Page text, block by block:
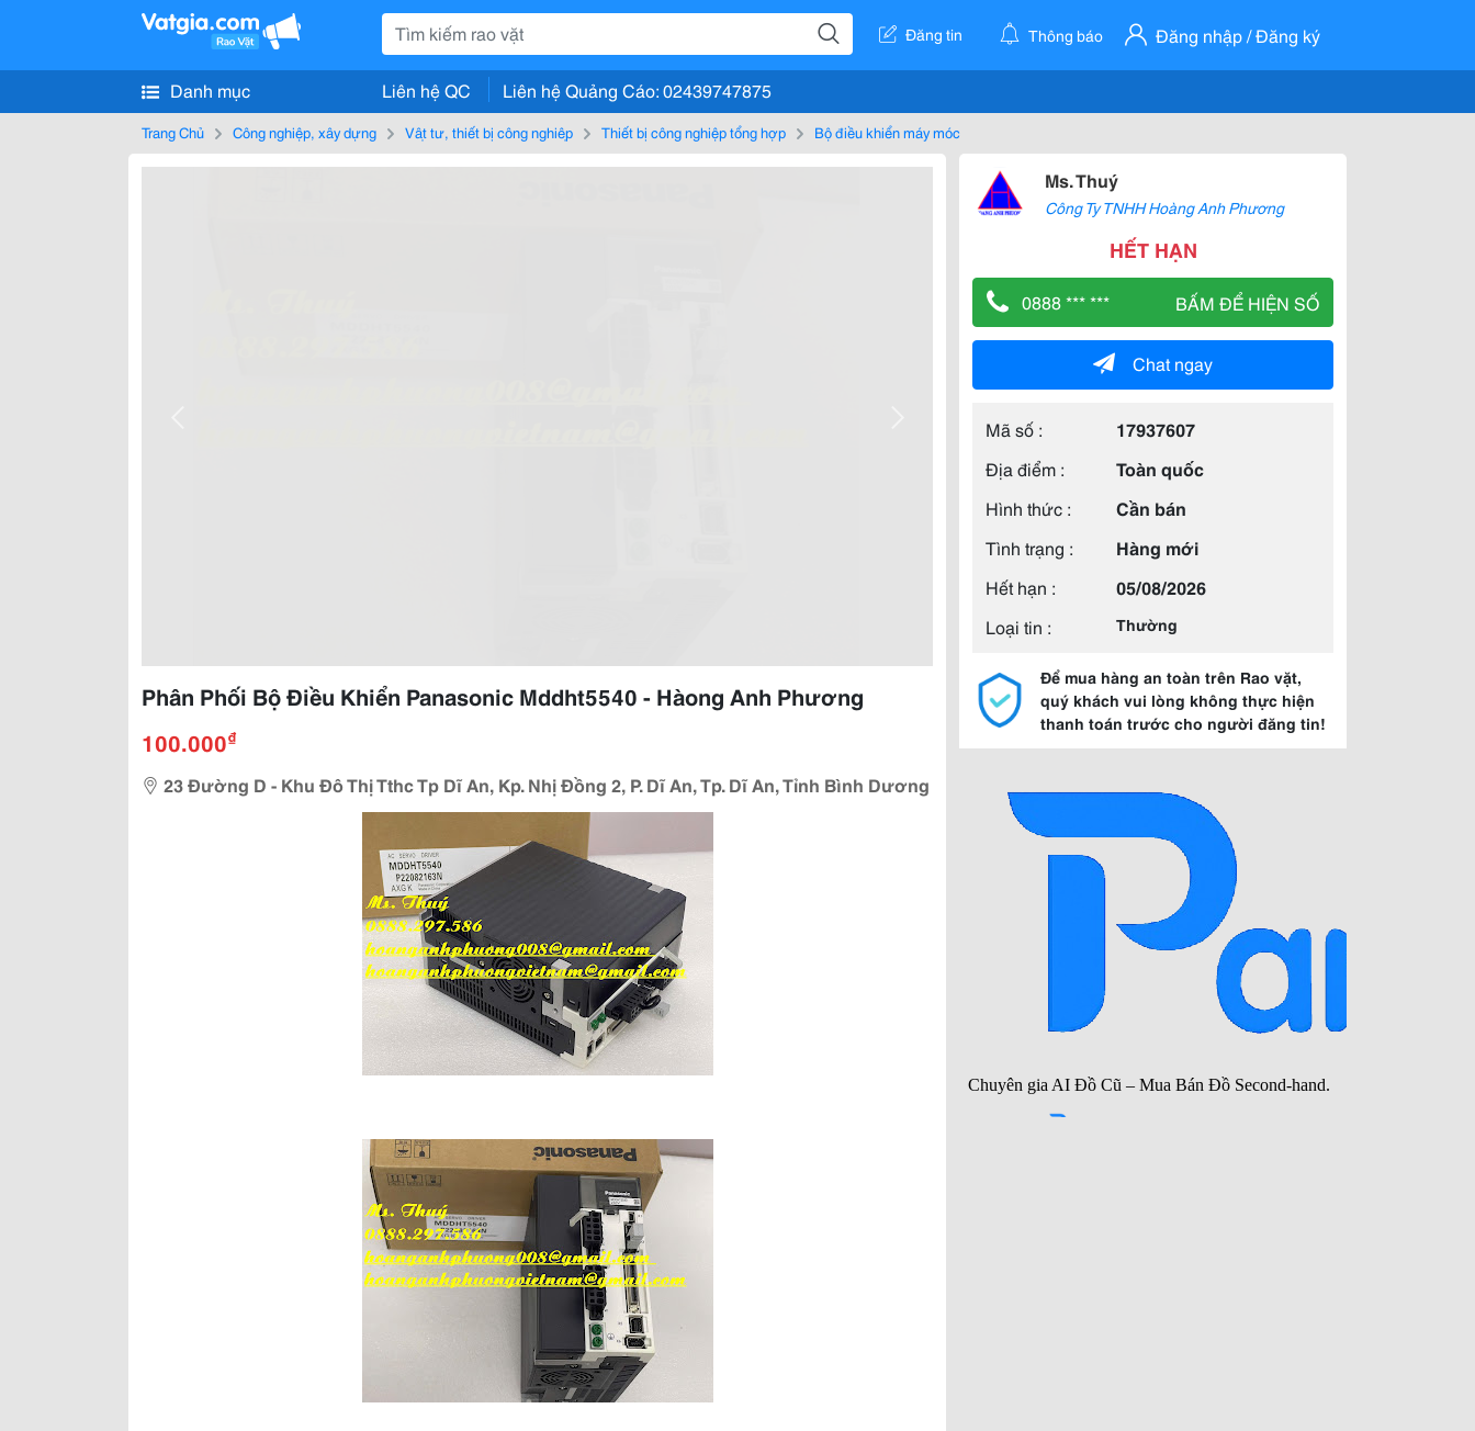
Đăng tin Thông báo Đăng nhập / Đăng ký
Danh mục Liên hệ QC Liên hệ Quảng Cáo: 02439747875
Trang Chủ Công nghiệp, xây dựng Vật tư, thiết bị công nghiệp Thiết bị công nghiệp tổng hợp Bộ điều khiển máy móc
Phân Phối Bộ Điều Khiển Panasonic Mddht5540 - Hàong Anh Phương
100.000₫
23 Đường D - Khu Đô Thị Tthc Tp Dĩ An, Kp. Nhị Đồng 2, P. Dĩ An, Tp. Dĩ An, Tỉnh Bình Dương
Ms. Thuý
Công Ty TNHH Hoàng Anh Phương
HẾT HẠN
0888 *** *** BẤM ĐỂ HIỆN SỐ
Chat ngay
Mã số :
17937607
Địa điểm :
Toàn quốc
Hình thức :
Cần bán
Tình trạng :
Hàng mới
Hết hạn :
05/08/2026
Loại tin :
Thường
Để mua hàng an toàn trên Rao vặt,
quý khách vui lòng không thực hiện
thanh toán trước cho người đăng tin!